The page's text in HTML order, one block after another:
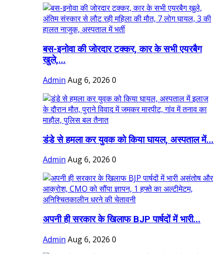
बस-इनोवा की जोरदार टक्कर, कार के सभी एयरबैग
खुले,...
Admin Aug 6, 2026 0
डंडे से हमला कर युवक को किया घायल, अस्पताल में...
Admin Aug 6, 2026 0
अपनी ही सरकार के खिलाफ BJP पार्षदों में भारी...
Admin Aug 6, 2026 0